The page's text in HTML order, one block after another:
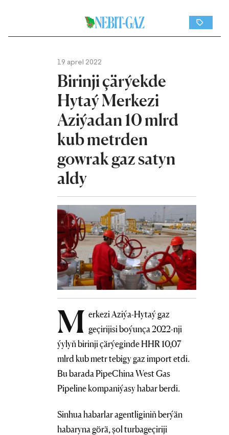
19 aprel 2022
Birinji çärýekde
Hytaý Merkezi
Aziýadan 10 mlrd
kub metrden
gowrak gaz satyn
aldy
M erkezi Aziýa-Hytaý gaz
geçirijisi boýunça 2022-nji
ýylyň birinji çärýeginde HHR 10,07
mlrd kub metr tebigy gaz import etdi.
Bu barada PipeChina West Gas
Pipeline kompaniýasy habar berdi.
Sinhua habarlar agentliginiň berýän
habaryna görä, şol turbageçiriji